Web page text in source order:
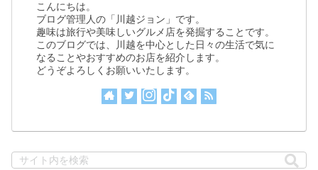
こんにちは。
ブログ管理人の「川越ジョン」です。
趣味は旅行や美味しいグルメ店を発掘することです。
このブログでは、川越を中心とした日々の生活で気に
なることやおすすめのお店を紹介します。
どうぞよろしくお願いいたします。